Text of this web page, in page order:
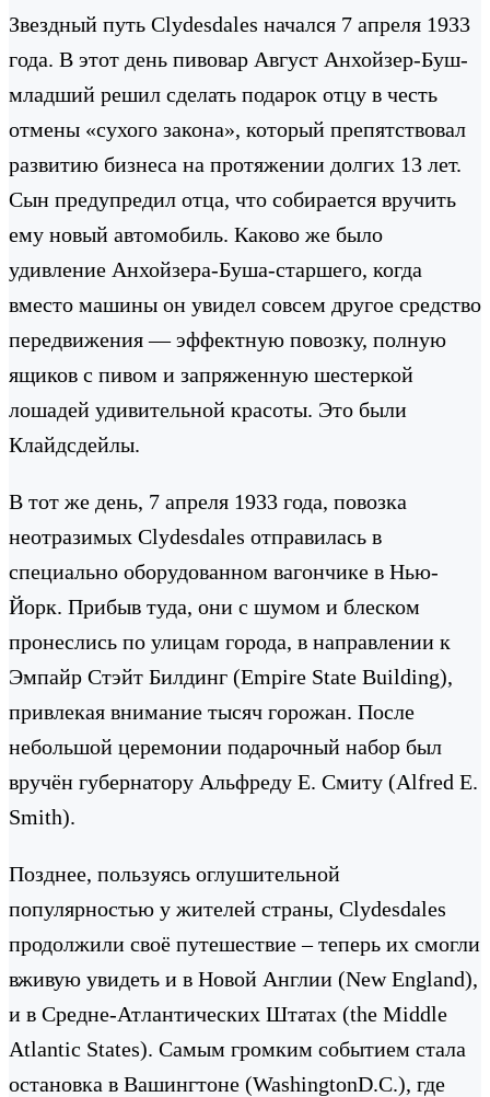
Звездный путь Clydesdales начался 7 апреля 1933
года. В этот день пивовар Август Анхойзер-Буш-
младший решил сделать подарок отцу в честь
отмены «сухого закона», который препятствовал
развитию бизнеса на протяжении долгих 13 лет.
Сын предупредил отца, что собирается вручить
ему новый автомобиль. Каково же было
удивление Анхойзера-Буша-старшего, когда
вместо машины он увидел совсем другое средство
передвижения — эффектную повозку, полную
ящиков с пивом и запряженную шестеркой
лошадей удивительной красоты. Это были
Клайдсдейлы.
В тот же день, 7 апреля 1933 года, повозка
неотразимых Clydesdales отправилась в
специально оборудованном вагончике в Нью-
Йорк. Прибыв туда, они с шумом и блеском
пронеслись по улицам города, в направлении к
Эмпайр Стэйт Билдинг (Empire State Building),
привлекая внимание тысяч горожан. После
небольшой церемонии подарочный набор был
вручён губернатору Альфреду Е. Смиту (Alfred E.
Smith).
Позднее, пользуясь оглушительной
популярностью у жителей страны, Clydesdales
продолжили своё путешествие – теперь их смогли
вживую увидеть и в Новой Англии (New England),
и в Средне-Атлантических Штатах (the Middle
Atlantic States). Самым громким событием стала
остановка в Вашингтоне (WashingtonD.C.), где